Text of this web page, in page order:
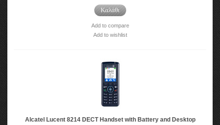
Καλάθι
Add to compare
Add to wishlist
Alcatel Lucent 8214 DECT Handset with Battery and Desktop